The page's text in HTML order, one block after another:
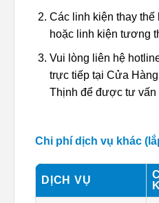
Các linh kiện thay thế
hoặc linh kiện tương
Vui lòng liên hệ
trực tiếp tại Cửa
Thịnh để được tư vấn
Chi phí dịch vụ khác
DỊCH VỤ